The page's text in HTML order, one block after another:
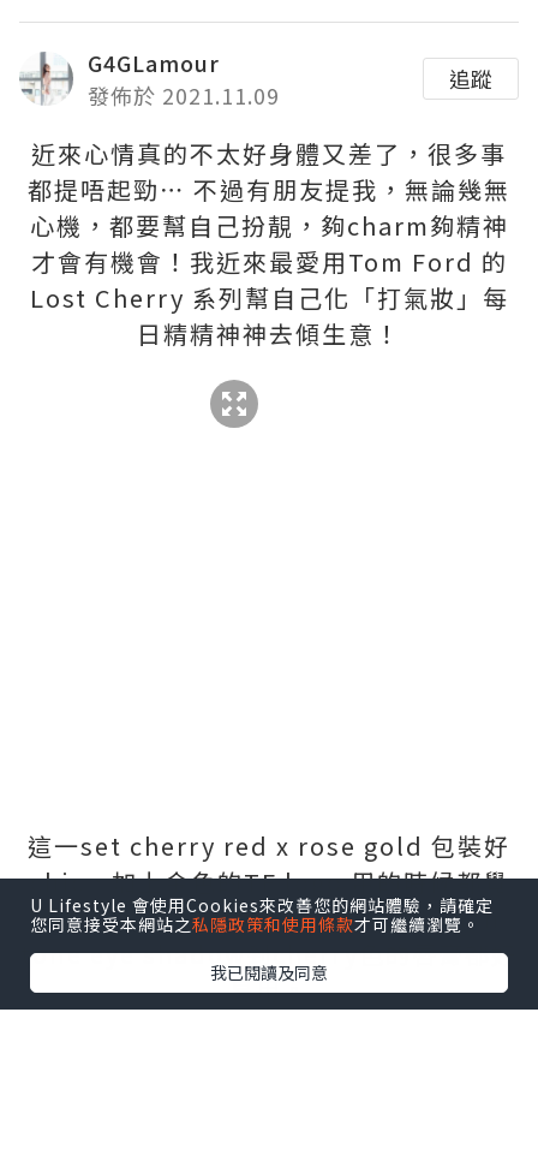
G4GLamour
發佈於 2021.11.09
追蹤
近來心情真的不太好身體又差了，很多事
都提唔起勁⋯ 不過有朋友提我，無論幾無
心機，都要幫自己扮靚，夠charm夠精神
才會有機會！我近來最愛用Tom Ford 的
Lost Cherry 系列幫自己化「打氣妝」每
日精精神神去傾生意！
這一set cherry red x rose gold 包裝好
chic，加上金色的TF logo 用的時候都覺
得好fashionable! 由cushion到earth
tone eye shadow到cherry色的唇膏都好
易用。
U Lifestyle 會使用Cookies來改善您的網站體驗，請確定
您同意接受本網站之私隱政策和使用條款才可繼續瀏覽。
我已閱讀及同意